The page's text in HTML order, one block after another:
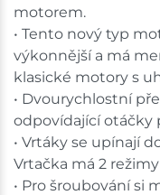
motorem.
• Tento nový typ
výkonnější a má
klasické motory s
• Dvourychlostní
odpovídající otáčky
• Vrtáky se upínají
Vrtačka má 2
• Pro šroubování si